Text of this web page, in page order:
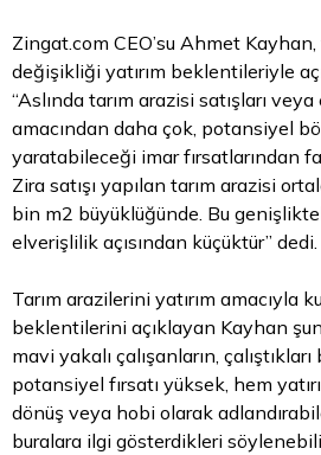
Zingat.com CEO’su Ahmet
değişikliği yatırım beklentileriyle
“Aslında tarım arazisi satışları
amacından daha çok, potansiyel
yaratabileceği imar fırsatlarından
Zira satışı yapılan tarım arazisi
bin m2 büyüklüğünde. Bu
elverişlilik açısından küçüktür” dedi.
Tarım arazilerini yatırım amacıyla
beklentilerini açıklayan Kayhan
mavi yakalı çalışanların,
potansiyel fırsatı yüksek, hem
dönüş veya hobi olarak
buralara ilgi gösterdikleri